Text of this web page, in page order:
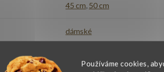
Používáme cookies,
45 cm, 50 cm
dámské